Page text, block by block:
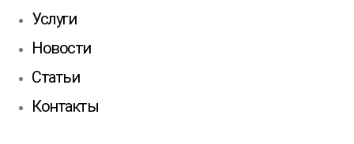
Услуги
Новости
Статьи
Контакты